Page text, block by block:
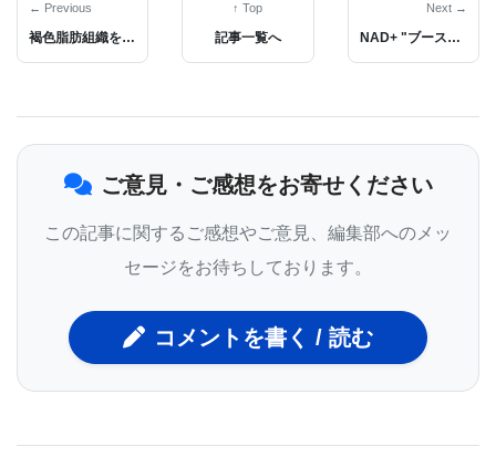
Kaplan博士は､｢この現象では14-3-3タンパク質の存
ンパク質や反応の結果の生物活性は植物動物の間で
はそれぞれに異なっている｣と述べている｡彼は､軸索
再生には､fusicoccin-Aを用いて14-3-3タンパク質を
活動させるのがもっとも効果的なのではないかとい
う仮説を立てた｡
理した上でその結果を観察した｡Kaplan博士は､｢翌
← Previous
褐色脂肪組織を活性化する肥満･糖尿病薬に期待が集まる
↑ Top
記事一覧へ
Next →
NAD+ "ブースター"が持つ絶大なアンチエイジング効果
ご意見・ご感想をお寄せください
この記事に関するご感想やご意見、編集部へのメッ
セージをお待ちしております。
コメントを書く / 読む